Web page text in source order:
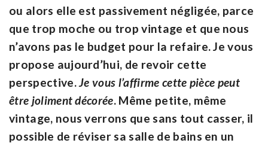
ou alors elle est passivement négligée, parce
que trop moche ou trop vintage et que nous
n’avons pas le budget pour la refaire. Je vous
propose aujourd’hui, de revoir cette
perspective. Je vous l’affirme cette pièce peut
être joliment décorée. Même petite, même
vintage, nous verrons que sans tout casser, il
possible de réviser sa salle de bains en un